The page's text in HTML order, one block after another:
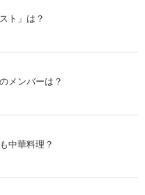
ト」は？
メンバーは？
中華料理？